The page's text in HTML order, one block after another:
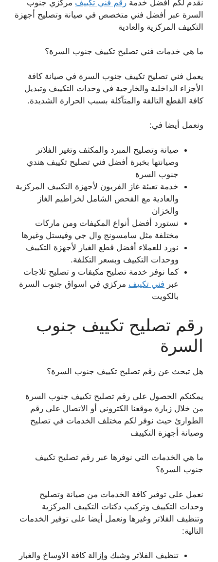
نقدم لكم أفضل خدمة رقم فني تكييف مركزي جنوب
السرة عبر أفضل فني متخصص في صيانة وتصليح أجهزة
التكييف المركزية والعادية
ما هي خدمات فني تصليح تكييف جنوب السرة؟
يعمل فني تصليح تكييف جنوب السرة في صيانة كافة
الأجزاء الداخلية والخارجية في وحدات التكييف وتبديل
كافة القطع التالفة والمتآكلة بسبب الحرارة الشديدة.
ونعمل أيضا في:
صيانة وتصليح المبرد والمكثف وتغير الفلاتر
وصيانتها بخبرة أفضل فني تصليح تكييف هندي
جنوب السرة
خدمة تعبئة غاز الفريون لأجهزة التكييف المركزية
والعادية مع الفحص الشامل لخراطيم الغاز
والخزان
نستورد أفضل أنواع المكيفات ومن ماركات
مختلفة مثل سامسونج وال جي وفيستل وغيرها
نورد للعملاء أفضل قطع الغيار لأجهزة التكييف
ووحدات التكييف وبسعر التكلفة.
كما نوفر خدمة تصليح مكيفات و تصليح ثلاجات
عبر فني تكييف مركزي في اسواق جنوب السرة
بالكويت
رقم تصليح تكييف جنوب
السرة
هل تبحث عن رقم تصليح تكييف جنوب السرة؟
يمكنكم الحصول على رقم تصليح تكييف جنوب السرة
من خلال زيارة موقعنا الكتروني أو الاتصال على رقم
الطوارئ حيث نوفر لكم مختلف الخدمات في تصليح
وصيانة أجهزة التكييف
ما هي الخدمات التي نوفرها عبر رقم تصليح تكييف
جنوب السرة؟
نعمل على توفير كافة الخدمات من صيانة وتصليح
وحدات التكييف وتركيب دكتات التكييف المركزية
وتنظيف الفلاتر وغيرها ونعمل أيضا على توفير الخدمات
التالية:
تنظيف الفلاتر وشبك وإزالة كافة الاوساخ والغبار